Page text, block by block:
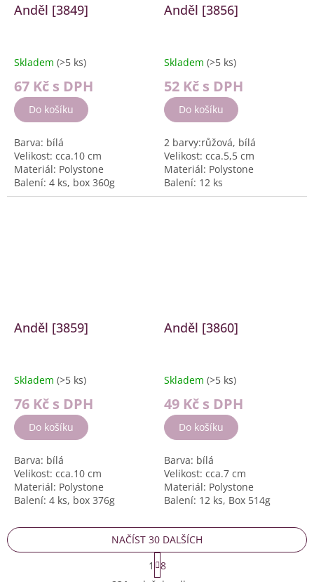
Anděl [3849]
Skladem (>5 ks)
67 Kč s DPH
Do košíku
Barva: bílá
Velikost: cca.10 cm
Materiál: Polystone
Balení: 4 ks, box 360g
Anděl [3856]
Skladem (>5 ks)
52 Kč s DPH
Do košíku
2 barvy:růžová, bílá
Velikost: cca.5,5 cm
Materiál: Polystone
Balení: 12 ks
Anděl [3859]
Skladem (>5 ks)
76 Kč s DPH
Do košíku
Barva: bílá
Velikost: cca.10 cm
Materiál: Polystone
Balení: 4 ks, box 376g
Anděl [3860]
Skladem (>5 ks)
49 Kč s DPH
Do košíku
Barva: bílá
Velikost: cca.7 cm
Materiál: Polystone
Balení: 12 ks, Box 514g
O
NAČÍST 30 DALŠÍCH
S
t
1
8